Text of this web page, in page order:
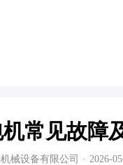
常见故障
械设备有限公司 · 2026-